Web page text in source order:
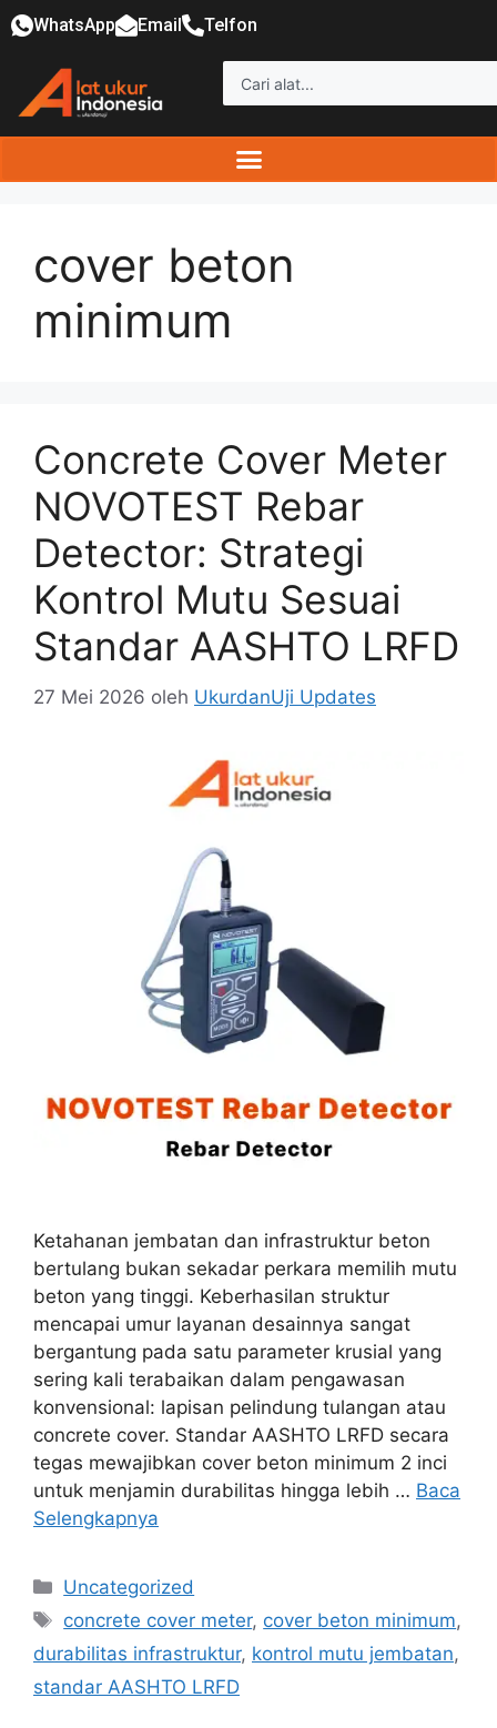
WhatsApp Email Telfon
cover beton
minimum
Concrete Cover Meter
NOVOTEST Rebar
Detector: Strategi
Kontrol Mutu Sesuai
Standar AASHTO LRFD
27 Mei 2026 oleh UkurdanUji Updates
Ketahanan jembatan dan infrastruktur beton
bertulang bukan sekadar perkara memilih mutu
beton yang tinggi. Keberhasilan struktur
mencapai umur layanan desainnya sangat
bergantung pada satu parameter krusial yang
sering kali terabaikan dalam pengawasan
konvensional: lapisan pelindung tulangan atau
concrete cover. Standar AASHTO LRFD secara
tegas mewajibkan cover beton minimum 2 inci
untuk menjamin durabilitas hingga lebih … Baca
Selengkapnya
Uncategorized
concrete cover meter, cover beton minimum,
durabilitas infrastruktur, kontrol mutu jembatan,
standar AASHTO LRFD